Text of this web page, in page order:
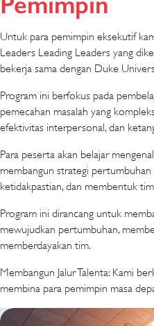
Untuk para pemimpin eksekutif
Leaders Leading Leaders yang
bekerja sama dengan Duke
Program ini berfokus pada
pemecahan masalah yang
efektivitas interpersonal, dan
Para peserta akan belajar
membangun strategi
ketidakpastian, dan membentuk
Program ini dirancang untuk
mewujudkan pertumbuhan,
memberdayakan tim.
Membangun Jalur Talenta: Kami
membina para pemimpin masa